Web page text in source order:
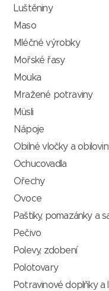
Luštěniny
Maso
Mléčné výrobky
Mořské řasy
Mouka
Mražené potraviny
Müsli
Nápoje
Obilné vločky a
Ochucovadla
Ořechy
Ovoce
Paštiky, pomazánky a
Pečivo
Polevy, zdobení
Polotovary
Potravinové doplňky a